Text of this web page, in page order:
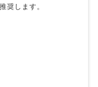
奨します。